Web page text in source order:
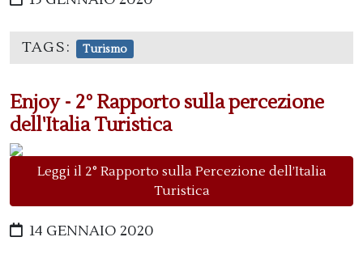
TAGS: Turismo
Enjoy - 2° Rapporto sulla percezione
dell'Italia Turistica
Leggi il 2° Rapporto sulla Percezione dell’Italia
Turistica
14 GENNAIO 2020